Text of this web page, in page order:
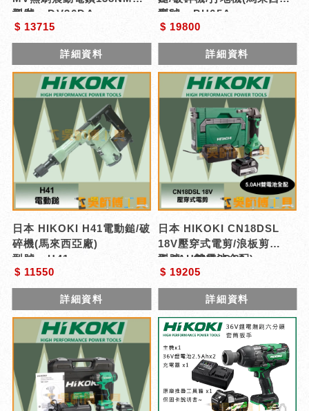
扭力
型號 : DV36DA
$ 13715
詳細資料
廠)
型號 : PH65A
$ 19800
詳細資料
日本 HIKOKI H41電動鎚/破
碎機(馬來西亞廠)
型號 : H41
$ 11550
詳細資料
日本 HIKOKI CN18DSL
18V壓穿式電剪/浪板剪
(5.0AH雙電池全配)
型號 : CN18DSL
$ 19205
詳細資料